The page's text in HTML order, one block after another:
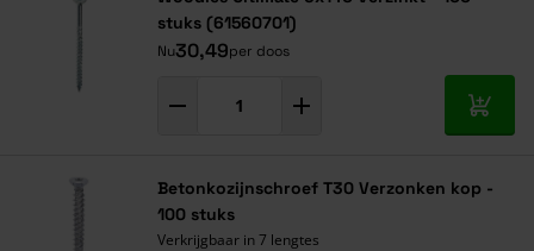
4,31
4,77
stuks (61560701)
Nu30,49per doos
In
Betonkozijnschroef T30 Verzonken kop -
100 stuks
Verkrijgbaar in 7 lengtes